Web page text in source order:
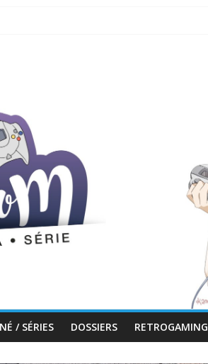
/ SÉRIES DOSSIERS RETROGAMING